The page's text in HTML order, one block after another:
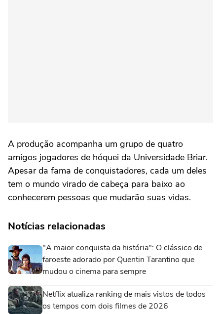
A produção acompanha um grupo de quatro
amigos jogadores de hóquei da Universidade Briar.
Apesar da fama de conquistadores, cada um deles
tem o mundo virado de cabeça para baixo ao
conhecerem pessoas que mudarão suas vidas.
Notícias relacionadas
"A maior conquista da história": O clássico de
faroeste adorado por Quentin Tarantino que
mudou o cinema para sempre
Netflix atualiza ranking de mais vistos de todos
os tempos com dois filmes de 2026